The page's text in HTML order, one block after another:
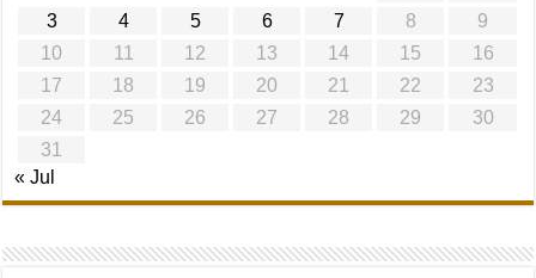
3
4 5 6 7 8
9
10
11 12 13 14 15
16
17
18 19 20 21 22
23
24
25 26 27 28 29
30
31
« Jul